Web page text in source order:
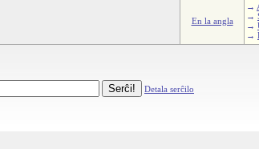
En la angla
→
→
→
→
Detala serĉilo